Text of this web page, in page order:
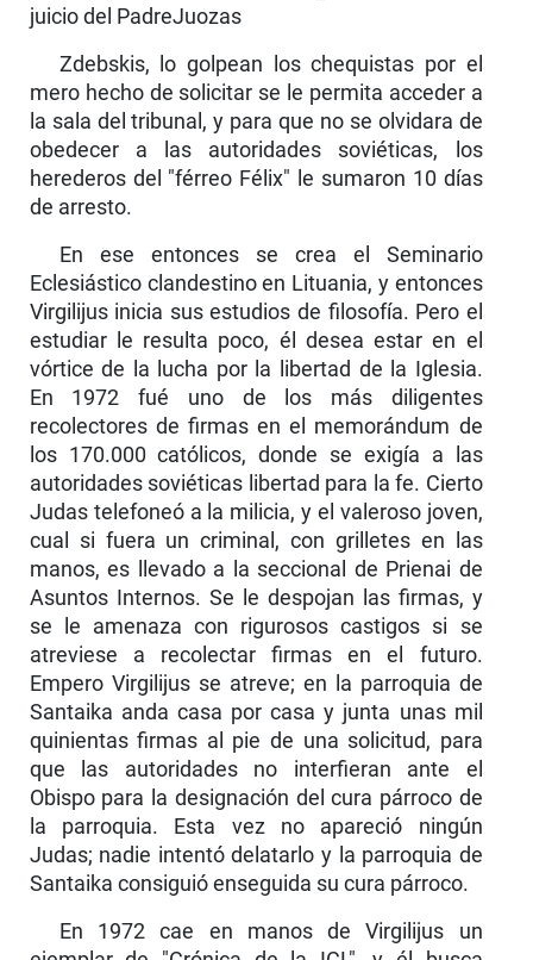
juicio del PadreJuozas
Zdebskis, lo golpean los chequistas por el
mero hecho de solicitar se le permita acceder a
la sala del tribunal, y para que no se olvidara de
obedecer a las autoridades soviéticas, los
herederos del "férreo Félix" le sumaron 10 días
de arresto.
En ese entonces se crea el Seminario
Eclesiástico clandestino en Lituania, y entonces
Virgilijus inicia sus estudios de filosofía. Pero el
estudiar le resulta poco, él desea estar en el
vórtice de la lucha por la libertad de la Iglesia.
En 1972 fué uno de los más diligentes
recolectores de firmas en el memorándum de
los 170.000 católicos, donde se exigía a las
autori­dades soviéticas libertad para la fe. Cierto
Judas telefoneó a la milicia, y el valeroso joven,
cual si fuera un criminal, con grilletes en las
manos, es llevado a la seccional de Prienai de
Asuntos Internos. Se le despojan las firmas, y
se le amenaza con rigurosos castigos si se
atreviese a recolectar firmas en el futuro.
Empero Virgilijus se atreve; en la parroquia de
Santaika anda casa por casa y junta unas mil
quinientas firmas al pie de una solicitud, para
que las autoridades no interfieran ante el
Obispo para la designación del cura párroco de
la parroquia. Esta vez no apareció ningún
Judas; nadie intentó delatarlo y la parroquia de
Santaika consiguió enseguida su cura párroco.
En 1972 cae en manos de Virgilijus un